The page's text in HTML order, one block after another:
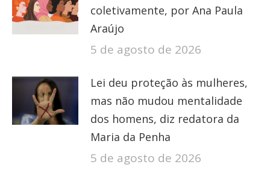
coletivamente, por Ana Paula
Araújo
5 de agosto de 2026
Lei deu proteção às mulheres,
mas não mudou mentalidade
dos homens, diz redatora da
Maria da Penha
5 de agosto de 2026